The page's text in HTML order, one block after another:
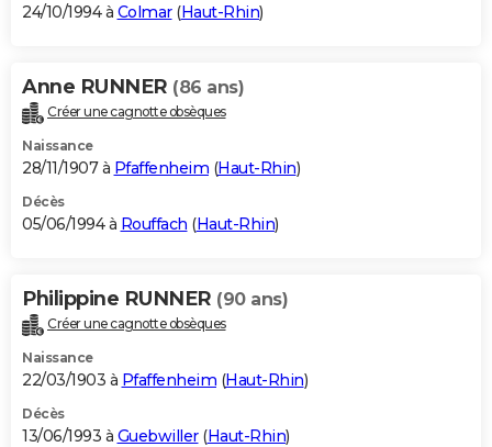
24/10/1994 à Colmar(Haut-Rhin)
Anne RUNNER (86 ans)
Créer une cagnotte obsèques
Naissance
28/11/1907 à Pfaffenheim (Haut-Rhin)
Décès
05/06/1994 à Rouffach (Haut-Rhin)
Philippine RUNNER (90 ans)
Créer une cagnotte obsèques
Naissance
22/03/1903 à Pfaffenheim (Haut-Rhin)
Décès
13/06/1993 à Guebwiller(Haut-Rhin)